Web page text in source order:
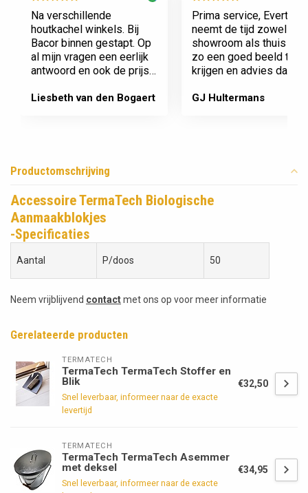
Na verschillende
houtkachel winkels. Bij
Bacor binnen gestapt. Op
al mijn vragen een eerlijk
antwoord en ook de prijs
Afspraak is afspraak geen
Liesbeth van den Bogaert
Prima service, Evert
neemt de tijd zowel in
showroom als thuis om
zo een goed beeld te
krijgen en advies daarop
nieuwe kachel. Komt
GJ Hultermans
Productomschrijving
Accessoire TermaTech Biologische
Aanmaakblokjes
-Specificaties
Aantal P/doos 50
Neem vrijblijvend contactmet ons op voor meer informatie
Gerelateerde producten
TERMATECH
TermaTech TermaTech Stoffer en
Blik
Snel leverbaar, informeer naar de exacte
levertijd
€32,50
TERMATECH
TermaTech TermaTech Asemmer
met deksel
Snel leverbaar, informeer naar de exacte
€34,95